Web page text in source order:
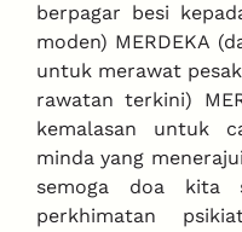
berpagar besi
moden) MERDEKA
untuk merawat
rawatan terkini)
kemalasan untuk
minda yang
semoga doa kita
perkhimatan